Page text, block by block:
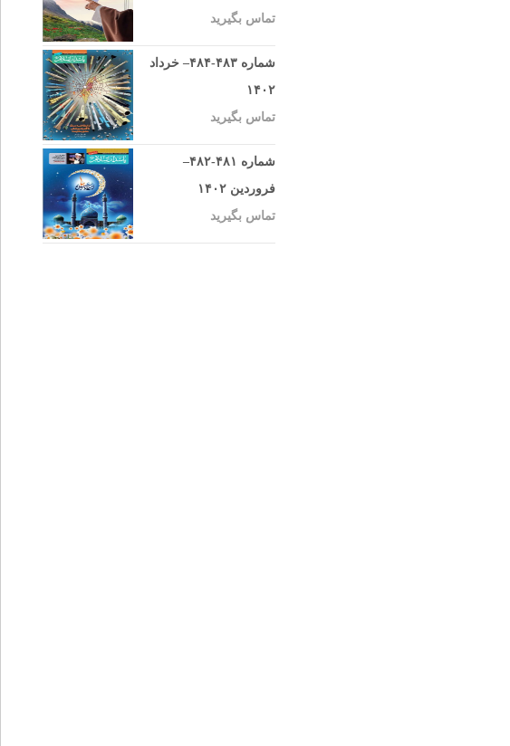
تماس بگیرید
شماره ۴۸۳-۴۸۴– خرداد
۱۴۰۲
تماس بگیرید
شماره ۴۸۱-۴۸۲–
فروردین ۱۴۰۲
تماس بگیرید